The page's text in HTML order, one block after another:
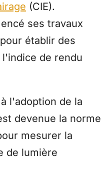
(CIE).
ses travaux
établir des
de rendu
l'adoption de la
devenue la norme
mesurer la
de lumière